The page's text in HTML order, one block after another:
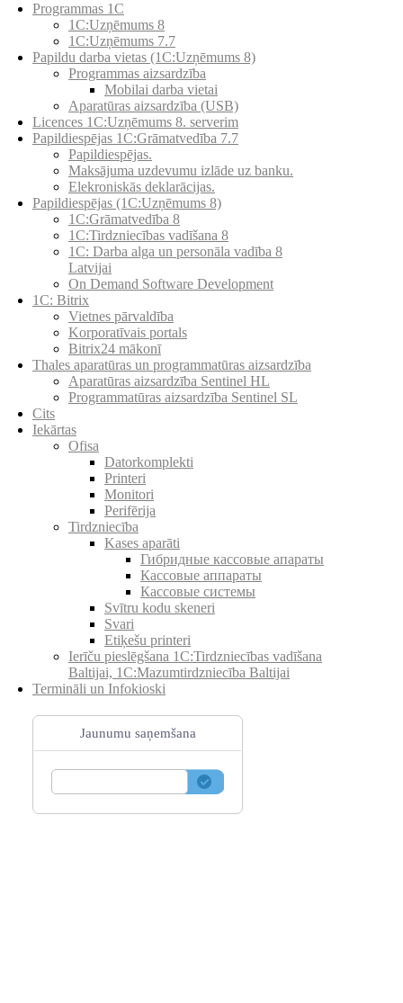
Programmas 1C
1C:Uzņēmums 8
1C:Uzņēmums 7.7
Papildu darba vietas (1C:Uzņēmums 8)
Programmas aizsardzība
Mobilai darba vietai
Aparatūras aizsardzība (USB)
Licences 1C:Uzņēmums 8. serverim
Papildiespējas 1C:Grāmatvedība 7.7
Papildiespējas.
Maksājuma uzdevumu izlāde uz banku.
Elekroniskās deklarācijas.
Papildiespējas (1C:Uzņēmums 8)
1C:Grāmatvedība 8
1C:Tirdzniecības vadīšana 8
1С: Darba alga un personāla vadība 8
Latvijai
On Demand Software Development
1C: Bitrix
Vietnes pārvaldība
Korporatīvais portals
Bitrix24 mākonī
Thales aparatūras un programmatūras aizsardzība
Aparatūras aizsardzība Sentinel HL
Programmatūras aizsardzība Sentinel SL
Cits
Iekārtas
Ofisa
Datorkomplekti
Printeri
Monitori
Perifērija
Tirdzniecība
Kases aparāti
Гибридные кассовые апараты
Кассовые аппараты
Кассовые системы
Svītru kodu skeneri
Svari
Etiķešu printeri
Ierīču pieslēgšana 1C:Tirdzniecības vadīšana
Baltijai, 1C:Mazumtirdzniecība Baltijai
Termināli un Infokioski
Jaunumu saņemšana